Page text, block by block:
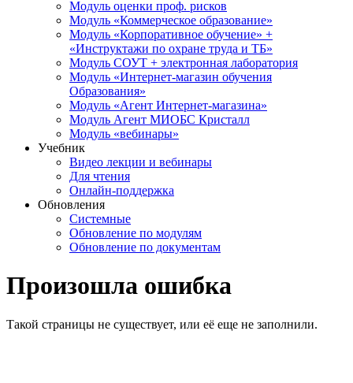
Модуль оценки проф. рисков
Модуль «Коммерческое образование»
Модуль «Корпоративное обучение» +
«Инструктажи по охране труда и ТБ»
Модуль СОУТ + электронная лаборатория
Модуль «Интернет-магазин обучения
Образования»
Модуль «Агент Интернет-магазина»
Модуль Агент МИОБС Кристалл
Модуль «вебинары»
Учебник
Видео лекции и вебинары
Для чтения
Онлайн-поддержка
Обновления
Системные
Обновление по модулям
Обновление по документам
Произошла ошибка
Такой страницы не существует, или её еще не заполнили.